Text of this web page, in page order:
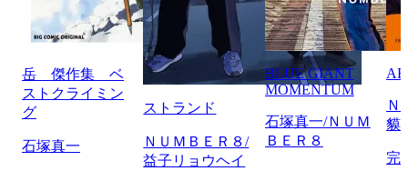
岳 傑作集 ベ
ストクライミン
グ
石塚真一
ストランド
ＮＵＭＢＥＲ８/
益子リョウヘイ
BLUE GIANT
MOMENTUM
石塚真一/ＮＵＭ
ＢＥＲ８
Ｎ
貘
完